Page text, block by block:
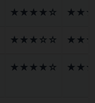
★★★★☆
★★★☆☆
★★★★☆